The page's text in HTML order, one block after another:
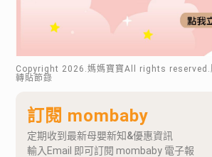
Copyright 2026 .媽媽寶寶All rights reserved.
轉貼節錄
訂閱 mombaby
定期收到最新母嬰新知&優惠資訊
輸入Email 即可訂閱 mombaby 電子報